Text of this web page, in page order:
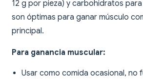
12 g por pieza) y carbohidratos
son óptimas para ganar músculo
principal.
Para ganancia muscular:
Usar como comida ocasional, no